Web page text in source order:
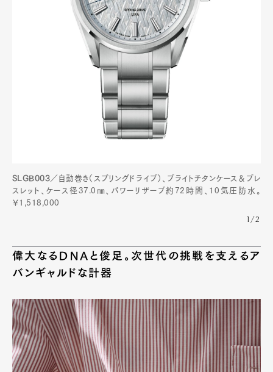
SLGB003／自動巻き（スプリングドライブ）、ブライトチタンケース＆ブレ
スレット、ケース径37.0㎜、パワーリザーブ約72時間、10気圧防水。
￥1,518,000
1/2
偉大なるDNAと俊足。次世代の挑戦を支えるア
バンギャルドな計器